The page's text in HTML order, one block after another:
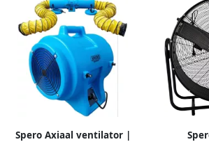
Spero Axiaal ventilator |